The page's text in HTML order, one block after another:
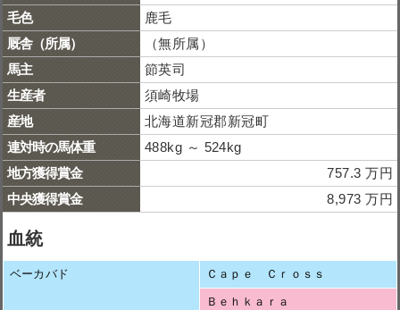
毛色
鹿毛
厩舎（所属）
（無所属）
馬主
節英司
生産者
須崎牧場
産地
北海道新冠郡新冠町
連対時の馬体重
488kg ～ 524kg
地方獲得賞金
757.3 万円
中央獲得賞金
8,973 万円
血統
ベーカバド Ｃａｐｅ Ｃｒｏｓｓ
Ｂｅｈｋａｒａ